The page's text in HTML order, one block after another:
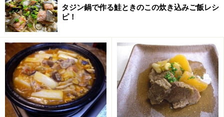
タジン鍋で作る鮭ときのこの炊き込みご飯レシ
ピ！